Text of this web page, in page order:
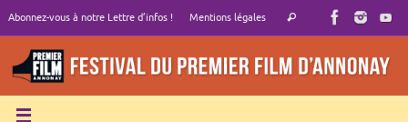
contenu
Abonnez-vous à notre Lettre d’infos ! Mentions légales
Recherche
Rechercher